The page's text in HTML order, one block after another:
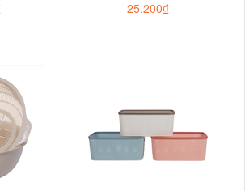
25.200₫